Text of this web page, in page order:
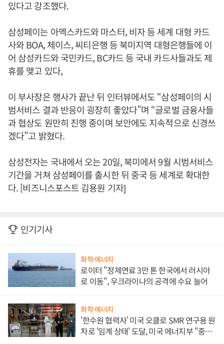
있다고 강조했다.
삼성페이는 아멕스카드와 마스터, 비자 등 세계 대형 카드
사와 BOA, 체이스, 씨티은행 등 북미지역 대형은행들에 이
어 삼성카드와 국민카드, BC카드 등 국내 카드사들과도 제
휴를 맺고 있다,
이 부사장은 행사가 끝난 뒤 인터뷰에서도 “삼성페이의 시
범서비스 결과 반응이 굉장히 좋았다”며 “글로벌 금융사들
과 협상도 원만히 진행 중이며 보안에도 지속적으로 신경쓰
겠다”고 밝혔다.
삼성전자는 국내에서 오는 20일, 북미에서 9월 시범서비스
기간을 거쳐 삼성페이를 출시한 뒤 중국 등 세계로 확대한
다. [비즈니스포스트 김용원 기자]
인기기사
화학·에너지
로이터 "정제연료 3만 톤 한국에서 러시아
로 이동", 우크라이나의 공격에 수요 늘어
화학·에너지
'한수원 협력사' 미국 오클로 SMR 연구용 원
자로 '임계 상태' 도달, 미국 에너지부 "중요